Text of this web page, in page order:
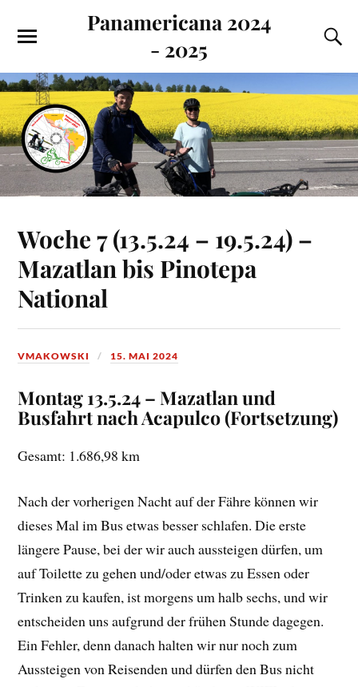
Panamericana 2024
- 2025
Woche 7 (13.5.24 – 19.5.24) –
Mazatlan bis Pinotepa
National
VMAKOWSKI 15. MAI 2024
Montag 13.5.24 – Mazatlan und
Busfahrt nach Acapulco (Fortsetzung)
Gesamt: 1.686,98 km
Nach der vorherigen Nacht auf der Fähre können wir
dieses Mal im Bus etwas besser schlafen. Die erste
längere Pause, bei der wir auch aussteigen dürfen, um
auf Toilette zu gehen und/oder etwas zu Essen oder
Trinken zu kaufen, ist morgens um halb sechs, und wir
entscheiden uns aufgrund der frühen Stunde dagegen.
Ein Fehler, denn danach halten wir nur noch zum
Aussteigen von Reisenden und dürfen den Bus nicht